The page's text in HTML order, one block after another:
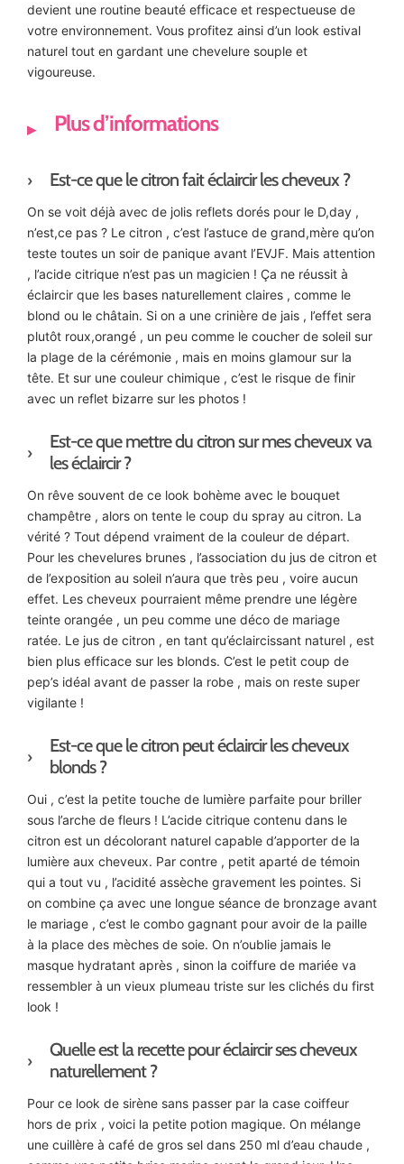
devient une routine beauté efficace et respectueuse de
votre environnement. Vous profitez ainsi d’un look estival
naturel tout en gardant une chevelure souple et
vigoureuse.
Plus d’informations
Est-ce que le citron fait éclaircir les cheveux ?
On se voit déjà avec de jolis reflets dorés pour le D,day ,
n’est,ce pas ? Le citron , c’est l’astuce de grand,mère qu’on
teste toutes un soir de panique avant l’EVJF. Mais attention
, l’acide citrique n’est pas un magicien ! Ça ne réussit à
éclaircir que les bases naturellement claires , comme le
blond ou le châtain. Si on a une crinière de jais , l’effet sera
plutôt roux,orangé , un peu comme le coucher de soleil sur
la plage de la cérémonie , mais en moins glamour sur la
tête. Et sur une couleur chimique , c’est le risque de finir
avec un reflet bizarre sur les photos !
Est-ce que mettre du citron sur mes cheveux va
les éclaircir ?
On rêve souvent de ce look bohème avec le bouquet
champêtre , alors on tente le coup du spray au citron. La
vérité ? Tout dépend vraiment de la couleur de départ.
Pour les chevelures brunes , l’association du jus de citron et
de l’exposition au soleil n’aura que très peu , voire aucun
effet. Les cheveux pourraient même prendre une légère
teinte orangée , un peu comme une déco de mariage
ratée. Le jus de citron , en tant qu’éclaircissant naturel , est
bien plus efficace sur les blonds. C’est le petit coup de
pep’s idéal avant de passer la robe , mais on reste super
vigilante !
Est-ce que le citron peut éclaircir les cheveux
blonds ?
Oui , c’est la petite touche de lumière parfaite pour briller
sous l’arche de fleurs ! L’acide citrique contenu dans le
citron est un décolorant naturel capable d’apporter de la
lumière aux cheveux. Par contre , petit aparté de témoin
qui a tout vu , l’acidité assèche gravement les pointes. Si
on combine ça avec une longue séance de bronzage avant
le mariage , c’est le combo gagnant pour avoir de la paille
à la place des mèches de soie. On n’oublie jamais le
masque hydratant après , sinon la coiffure de mariée va
ressembler à un vieux plumeau triste sur les clichés du first
look !
Quelle est la recette pour éclaircir ses cheveux
naturellement ?
Pour ce look de sirène sans passer par la case coiffeur
hors de prix , voici la petite potion magique. On mélange
une cuillère à café de gros sel dans 250 ml d’eau chaude ,